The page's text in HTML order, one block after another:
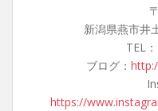
新潟県燕市井
TEL
ブログ：
https://